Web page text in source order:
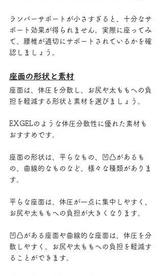
ランバーサポートが小さすぎると、十分なサ
ポート効果が得られません。実際に座ってみ
て、腰椎が適切にサポートされているかを確
認しましょう。
座面の形状と素材
座面は、体圧を分散し、お尻や太ももへの負
担を軽減する形状と素材を選びましょう。
EXGELのような体圧分散性に優れた素材も
おすすめです。
座面の形状は、平らなもの、凹凸があるも
の、曲線的なものなど、様々な種類がありま
す。
平らな座面は、体圧が一点に集中しやすく、
お尻や太ももへの負担が大きくなります。
凹凸がある座面や曲線的な座面は、体圧を分
散しやすく、お尻や太ももへの負担を軽減す
ることができます。